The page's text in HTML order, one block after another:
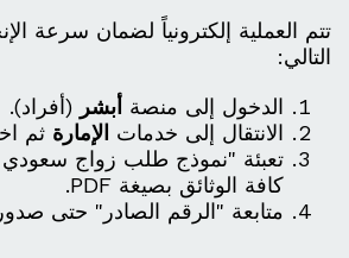
تتم العملية إلكترونياً لضمان سرعة
التالي:
الدخول إلى منصة أبشر (أفراد).
الانتقال إلى خدمات الإمارة ثم
تعبئة "نموذج طلب زواج سعودي
كافة الوثائق بصيغة PDF.
متابعة "الرقم الصادر" حتى صدور